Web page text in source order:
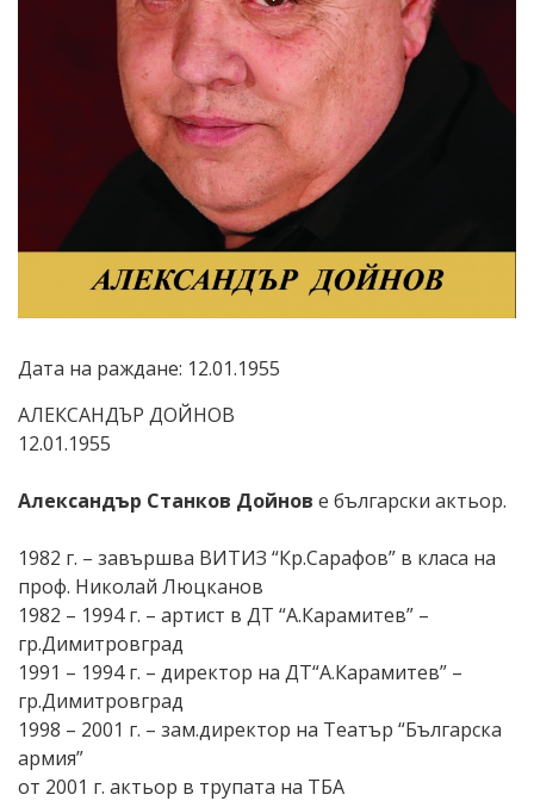
Дата на раждане: 12.01.1955
АЛЕКСАНДЪР ДОЙНОВ
12.01.1955
Александър Станков Дойнов е български актьор.
1982 г. – завършва ВИТИЗ “Кр.Сарафов” в класа на
проф. Николай Люцканов
1982 – 1994 г. – артист в ДТ “А.Карамитев” –
гр.Димитровград
1991 – 1994 г. – директор на ДТ“А.Карамитев” –
гр.Димитровград
1998 – 2001 г. – зам.директор на Театър “Българска
армия”
от 2001 г. актьор в трупата на ТБА